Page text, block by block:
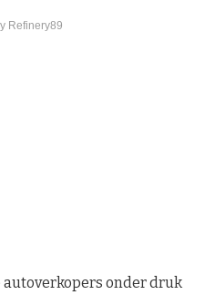
Refinery89
onder druk